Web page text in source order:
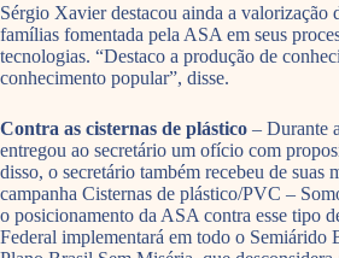
Sérgio Xavier destacou ainda a valorização
famílias fomentada pela ASA em seus
tecnologias. “Destaco a produção de
conhecimento popular”, disse.
Contra as cisternas de plástico – Durante
entregou ao secretário um ofício com
disso, o secretário também recebeu de suas
campanha Cisternas de plástico/PVC –
o posicionamento da ASA contra esse tipo
Federal implementará em todo o Semiárido